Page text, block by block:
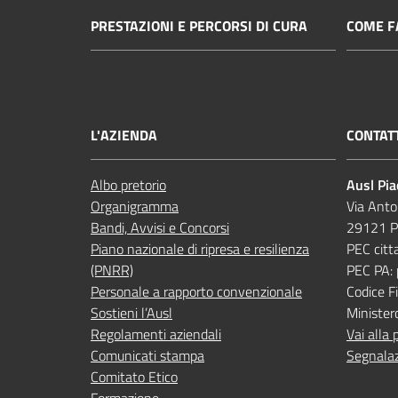
PRESTAZIONI E PERCORSI DI CURA COME
L'AZIENDA
Albo pretorio
Organigramma
Bandi, Avvisi e Concorsi
Piano nazionale di ripresa e resilienza
(PNRR)
Personale a rapporto convenzionale
Sostieni l’Ausl
Regolamenti aziendali
Comunicati stampa
Comitato Etico
Ausl
Via
29121
PEC
PEC PA:
Codice
Vai alla